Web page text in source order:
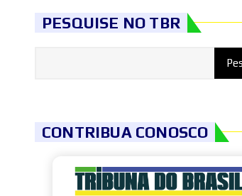
PESQUISE NO TBR
CONTRIBUA CONOSCO